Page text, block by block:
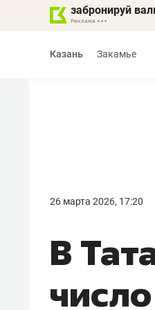
забронируй
Казань Закамье
26 марта 2026, 17:20
В